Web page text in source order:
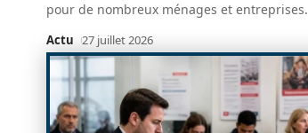
pour de nombreux ménages et entreprises.
Actu 27 juillet 2026